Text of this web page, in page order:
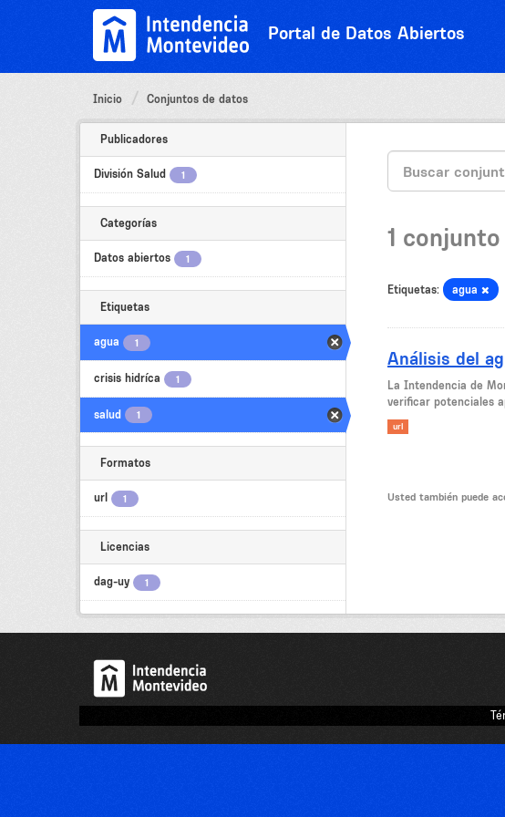
Portal de Datos Abiertos
Inicio Conjuntos de datos
Publicadores
División Salud 1
Categorías
Datos abiertos 1
Etiquetas
agua 1
crisis hidríca 1
salud 1
Formatos
url 1
Licencias
dag-uy 1
1
Etiquetas: agua
Análisis del
La Intendencia de
verificar potenciales
url
Usted también puede